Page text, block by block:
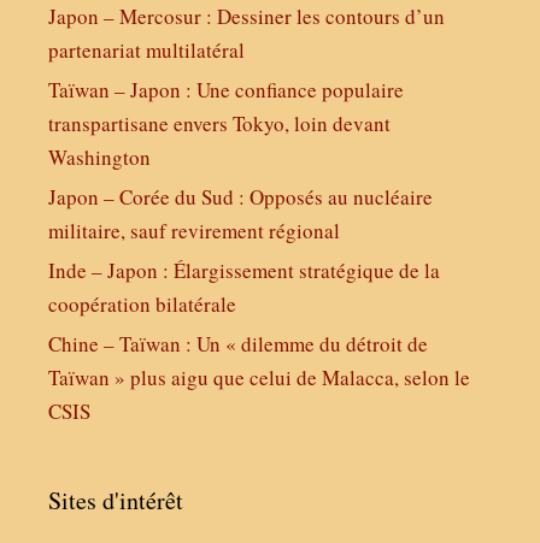
Japon – Mercosur : Dessiner les contours d’un
partenariat multilatéral
Taïwan – Japon : Une confiance populaire
transpartisane envers Tokyo, loin devant
Washington
Japon – Corée du Sud : Opposés au nucléaire
militaire, sauf revirement régional
Inde – Japon : Élargissement stratégique de la
coopération bilatérale
Chine – Taïwan : Un « dilemme du détroit de
Taïwan » plus aigu que celui de Malacca, selon le
CSIS
Sites d'intérêt